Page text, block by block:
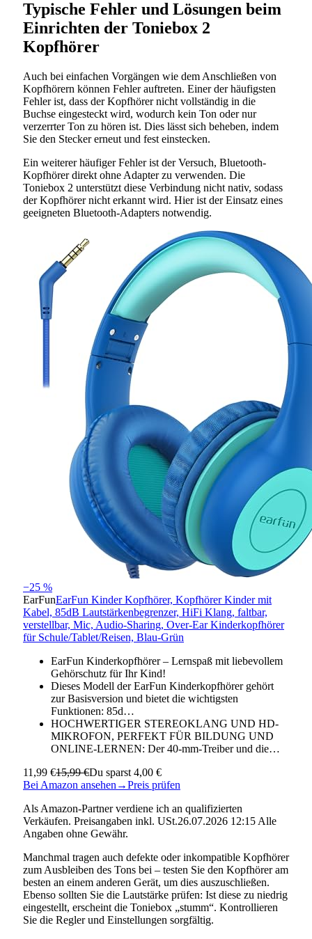
Typische Fehler und Lösungen beim
Einrichten der Toniebox 2
Kopfhörer
Auch bei einfachen Vorgängen wie dem Anschließen von
Kopfhörern können Fehler auftreten. Einer der häufigsten
Fehler ist, dass der Kopfhörer nicht vollständig in die
Buchse eingesteckt wird, wodurch kein Ton oder nur
verzerrter Ton zu hören ist. Dies lässt sich beheben, indem
Sie den Stecker erneut und fest einstecken.
Ein weiterer häufiger Fehler ist der Versuch, Bluetooth-
Kopfhörer direkt ohne Adapter zu verwenden. Die
Toniebox 2 unterstützt diese Verbindung nicht nativ, sodass
der Kopfhörer nicht erkannt wird. Hier ist der Einsatz eines
geeigneten Bluetooth-Adapters notwendig.
−25 %
EarFunEarFun Kinder Kopfhörer, Kopfhörer Kinder mit
Kabel, 85dB Lautstärkenbegrenzer, HiFi Klang, faltbar,
verstellbar, Mic, Audio-Sharing, Over-Ear Kinderkopfhörer
für Schule/Tablet/Reisen, Blau-Grün
EarFun Kinderkopfhörer – Lernspaß mit liebevollem
Gehörschutz für Ihr Kind!
Dieses Modell der EarFun Kinderkopfhörer gehört
zur Basisversion und bietet die wichtigsten
Funktionen: 85d…
HOCHWERTIGER STEREOKLANG UND HD-
MIKROFON, PERFEKT FÜR BILDUNG UND
ONLINE-LERNEN: Der 40-mm-Treiber und die…
11,99 €15,99 €Du sparst 4,00 €
Bei Amazon ansehen →Preis prüfen
Als Amazon-Partner verdiene ich an qualifizierten
Verkäufen. Preisangaben inkl. USt.26.07.2026 12:15 Alle
Angaben ohne Gewähr.
Manchmal tragen auch defekte oder inkompatible Kopfhörer
zum Ausbleiben des Tons bei – testen Sie den Kopfhörer am
besten an einem anderen Gerät, um dies auszuschließen.
Ebenso sollten Sie die Lautstärke prüfen: Ist diese zu niedrig
eingestellt, erscheint die Toniebox „stumm“. Kontrollieren
Sie die Regler und Einstellungen sorgfältig.